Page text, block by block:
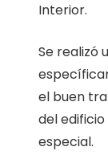
Interior.
Se realizó
el buen
del
especial.